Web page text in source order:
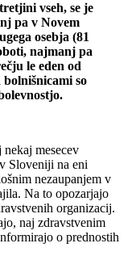
vseh, se je
pa v Novem
osebja (81
najmanj pa
le eden od
so
mesecev
Sloveniji na eni
nezaupanjem v
Na to opozarjajo
organizacij.
naj zdravstvenim
o prednostih